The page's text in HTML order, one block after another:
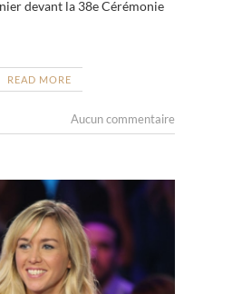
devant la 38e Cérémonie
READ MORE
Aucun commentaire